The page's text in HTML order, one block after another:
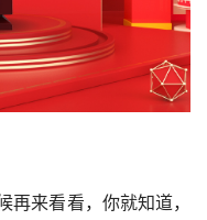
来看看，你就知道，